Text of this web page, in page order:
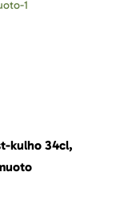
kulho 34cl,